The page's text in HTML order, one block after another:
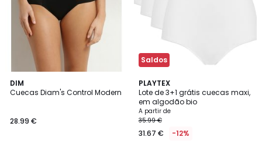
DIM
Cuecas Diam's Control Modern
28.99 €
4,3
/ 5
2
Cores
Saldos
PLAYTEX
Lote de 3+1 grátis cuecas maxi,
em algodão bio
A partir de
35.99 €
31.67 € -12%
4,5
/ 5
3
Cores